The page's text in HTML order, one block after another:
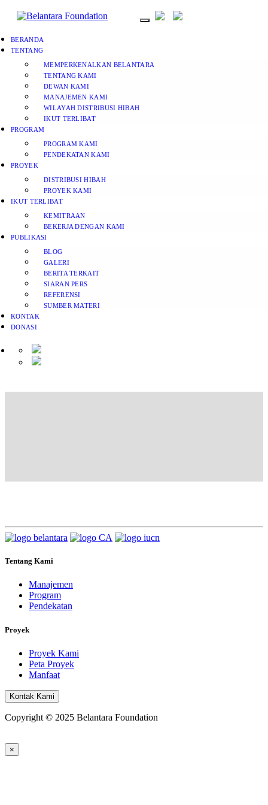
BERANDA
TENTANG
MEMPERKENALKAN BELANTARA
TENTANG KAMI
DEWAN KAMI
MANAJEMEN KAMI
WILAYAH DISTRIBUSI HIBAH
IKUT TERLIBAT
PROGRAM
PROGRAM KAMI
PENDEKATAN KAMI
PROYEK
DISTRIBUSI HIBAH
PROYEK KAMI
IKUT TERLIBAT
KEMITRAAN
BEKERJA DENGAN KAMI
PUBLIKASI
BLOG
GALERI
BERITA TERKAIT
SIARAN PERS
REFERENSI
SUMBER MATERI
KONTAK
DONASI
Tentang Kami
Manajemen
Program
Pendekatan
Proyek
Proyek Kami
Peta Proyek
Manfaat
Kontak Kami
Copyright © 2025 Belantara Foundation
×